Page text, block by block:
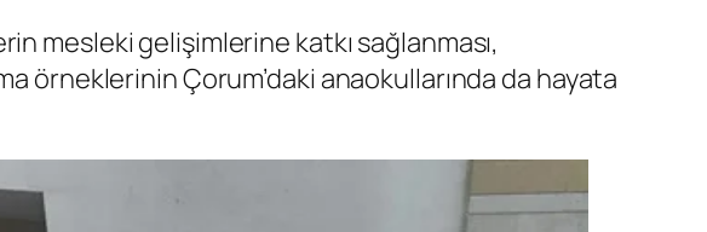
mesleki gelişimlerine katkı sağlanması,
örneklerinin Çorum’daki anaokullarında da hayata